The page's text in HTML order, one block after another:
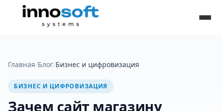
Главная/Блог/Бизнес и цифровизация
БИЗНЕС И ЦИФРОВИЗАЦИЯ
Зачем сайт магазину